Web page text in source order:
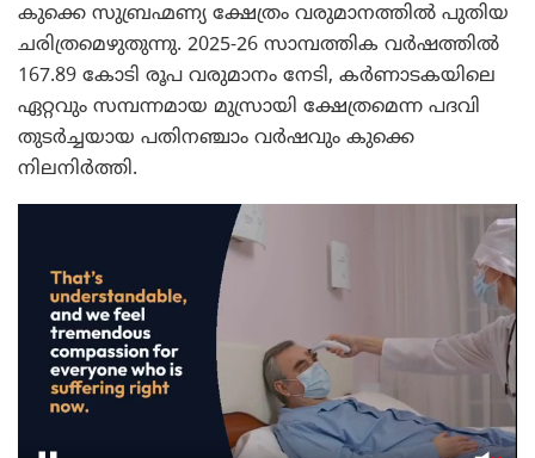
കുക്കെ സുബ്രഹ്മണ്യ ക്ഷേത്രം വരുമാനത്തിൽ പുതിയ
ചരിത്രമെഴുതുന്നു. 2025-26 സാമ്പത്തിക വർഷത്തിൽ
167.89 കോടി രൂപ വരുമാനം നേടി, കർണാടകയിലെ
ഏറ്റവും സമ്പന്നമായ മുസ്രായി ക്ഷേത്രമെന്ന പദവി
തുടർച്ചയായ പതിനഞ്ചാം വർഷവും കുക്കെ
നിലനിർത്തി.